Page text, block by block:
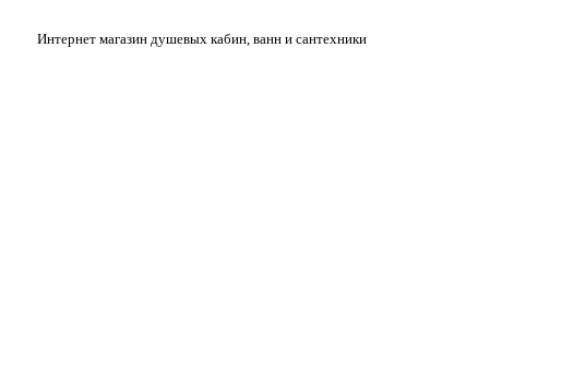
Интернет магазин душевых кабин, ванн и сантехники